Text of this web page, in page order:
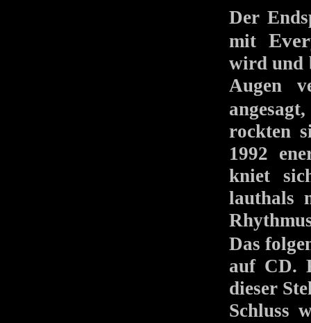
Der
mit
wird und
Augen
rockten
1992
kniet
lauthals
Das
auf CD.
dieser
Schluss